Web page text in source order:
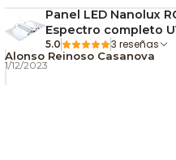
creativos como para
excesiva.
🏷️ Atributos
Panel LED Nanolux
Espectro completo
5.0 3 reseñas
Alonso Reinoso Casanova
1/12/2023